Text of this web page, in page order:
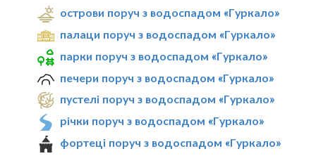
острови поруч з водоспадом «Гуркало»
палаци поруч з водоспадом «Гуркало»
парки поруч з водоспадом «Гуркало»
печери поруч з водоспадом «Гуркало»
пустелі поруч з водоспадом «Гуркало»
річки поруч з водоспадом «Гуркало»
фортеці поруч з водоспадом «Гуркало»